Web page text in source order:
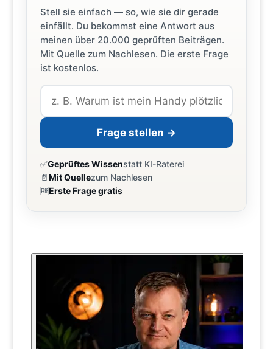
Stell sie einfach — so, wie sie dir gerade
einfällt. Du bekommst eine Antwort aus
meinen über 20.000 geprüften Beiträgen.
Mit Quelle zum Nachlesen. Die erste Frage
ist kostenlos.
Frage stellen →
✅Geprüftes Wissenstatt KI-Raterei
📄Mit Quellezum Nachlesen
🆓Erste Frage gratis